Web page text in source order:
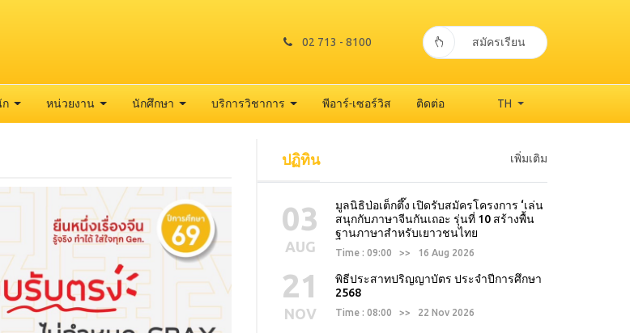
02 713 - 8100 สมัครเรียน
ก หน่วยงาน นักศึกษา บริการวิชาการ พีอาร์-เซอร์วิส ติดต่อ TH
ปฏิทิน เพิ่มเติม
03
AUG
มูลนิธิป่อเต็กตึ๊ง เปิดรับสมัครโครงการ ‘เล่น
สนุกกับภาษาจีนกันเถอะ รุ่นที่ 10 สร้างพื้น
ฐานภาษาสำหรับเยาวชนไทย
Time : 09:00 >> 16 Aug 2026
21
NOV
พิธีประสาทปริญญาบัตร ประจำปีการศึกษา
2568
Time : 08:00 >> 22 Nov 2026